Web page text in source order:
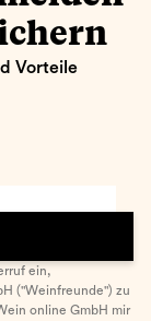
Vorteile
ein,
("Weinfreunde") zu
online GmbH mir